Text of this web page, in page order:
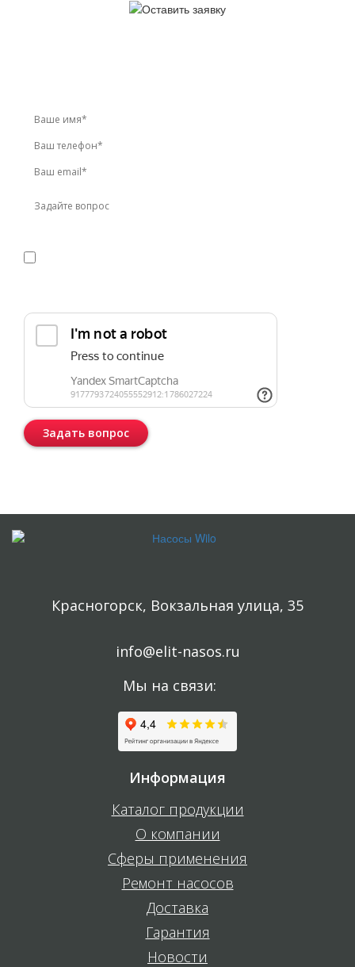
Задать вопрос
Красногорск, Вокзальная улица, 35
info@elit-nasos.ru
Мы на связи:
Информация
Каталог продукции
О компании
Сферы применения
Ремонт насосов
Доставка
Гарантия
Новости